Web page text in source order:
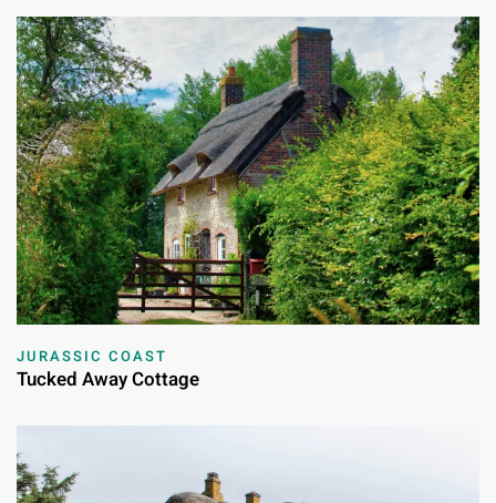
JURASSIC COAST
Tucked Away Cottage